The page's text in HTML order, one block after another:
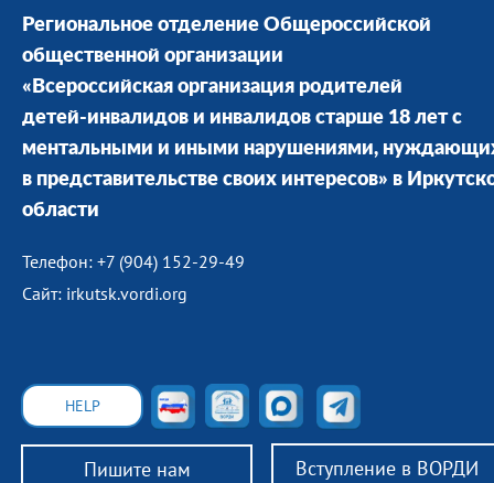
Региональное отделение Общероссийской
общественной организации
«Всероссийская организация родителей
детей-инвалидов и инвалидов старше 18 лет с
ментальными и иными нарушениями,
в представительстве своих интересов» в
области
Телефон: +7 (904) 152-29-49
Сайт: irkutsk.vordi.org
Пишите нам Вступление в ВОРДИ
HELP